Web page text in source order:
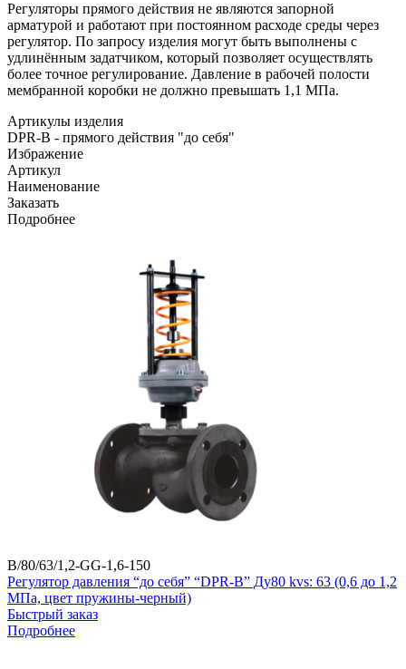
Регуляторы прямого действия не являются запорной
арматурой и работают при постоянном расходе среды через
регулятор. По запросу изделия могут быть выполнены с
удлинённым задатчиком, который позволяет осуществлять
более точное регулирование. Давление в рабочей полости
мембранной коробки не должно превышать 1,1 МПа.
Артикулы изделия
DPR-B - прямого действия "до себя"
Избражение
Артикул
Наименование
Заказать
Подробнее
B/80/63/1,2-GG-1,6-150
Регулятор давления “до себя” “DPR-B” Ду80 kvs: 63 (0,6 до 1,2
МПа, цвет пружины-черный)
Быстрый заказ
Подробнее